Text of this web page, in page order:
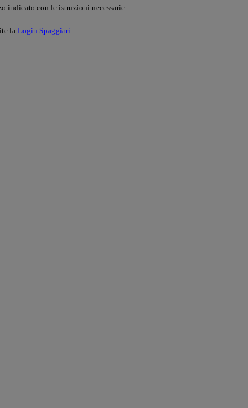
indicato con le istruzioni necessarie.
la Login Spaggiari